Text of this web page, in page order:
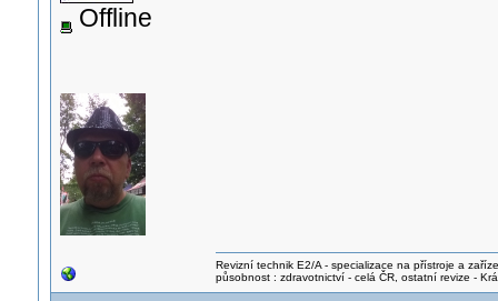
Offline
Revizní technik E2/A - specializace na přístroje a
působnost : zdravotnictví - celá ČR, ostatní revize -